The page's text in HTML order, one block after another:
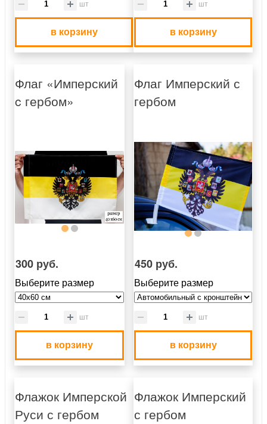
шт
в корзину
шт
в корзину
Флаг «Имперский
c гербом»
300 руб.
Выберите размер
шт
в корзину
Флаг Имперский с
гербом
450 руб.
Выберите размер
шт
в корзину
Флажок Имперской
Руси с гербом
Флажок Имперский
с гербом